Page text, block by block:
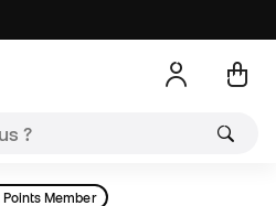
Points Member